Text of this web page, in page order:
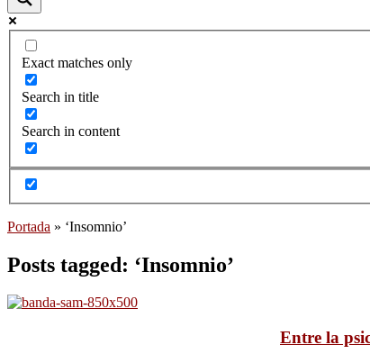
Exact matches only
Search in title
Search in content
Portada » ‘Insomnio’
Posts tagged: ‘Insomnio’
Entre la